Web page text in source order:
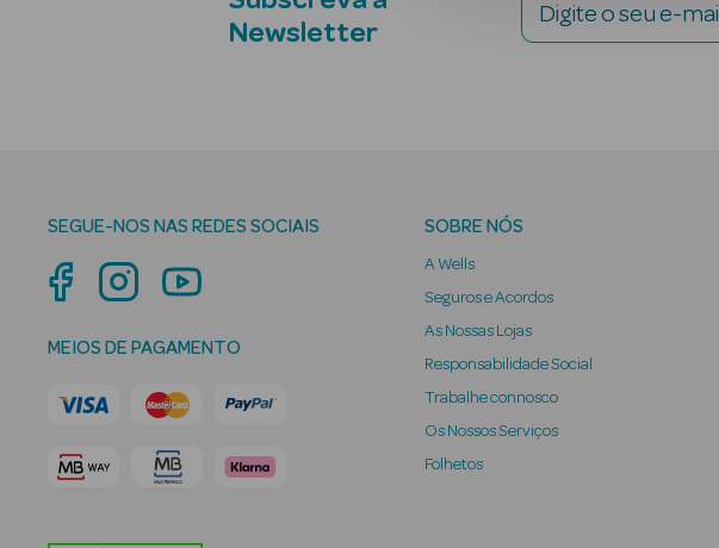
Newsletter
Digite o seu e-mail
SEGUE-NOS NAS REDES SOCIAIS
MEIOS DE PAGAMENTO
SOBRE NÓS
A Wells
Seguros e Acordos
As Nossas Lojas
Responsabilidade Social
Trabalhe connosco
Os Nossos Serviços
Folhetos